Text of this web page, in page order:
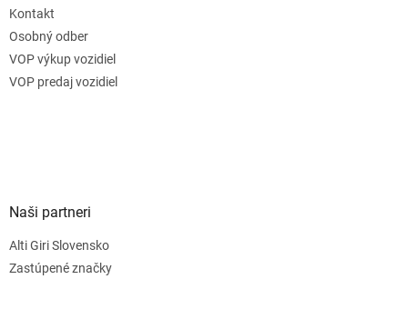
Kontakt
Osobný odber
VOP výkup vozidiel
VOP predaj vozidiel
Naši partneri
Alti Giri Slovensko
Zastúpené značky